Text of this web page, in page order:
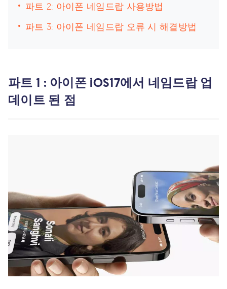
파트 2: 아이폰 네임드랍 사용방법
파트 3: 아이폰 네임드랍 오류 시 해결방법
파트 1 : 아이폰 iOS17에서 네임드랍 업
데이트 된 점